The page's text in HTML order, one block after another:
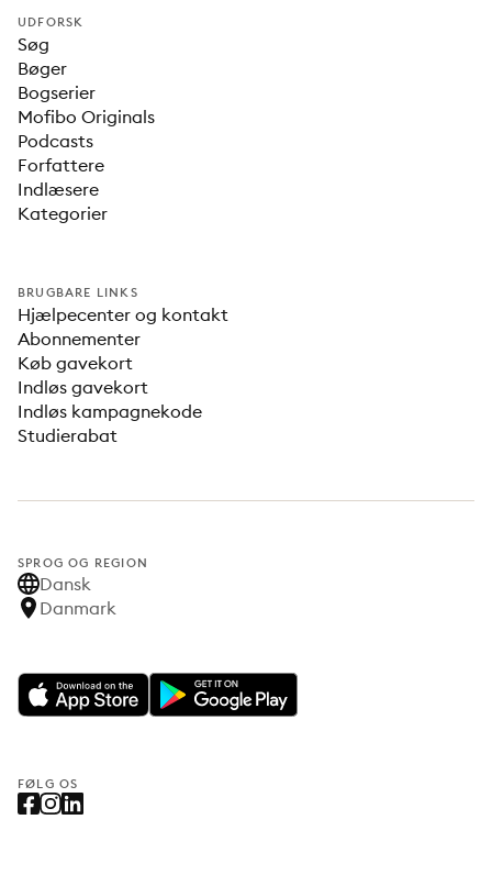
UDFORSK
Søg
Bøger
Bogserier
Mofibo Originals
Podcasts
Forfattere
Indlæsere
Kategorier
BRUGBARE LINKS
Hjælpecenter og kontakt
Abonnementer
Køb gavekort
Indløs gavekort
Indløs kampagnekode
Studierabat
SPROG OG REGION
Dansk
Danmark
FØLG OS